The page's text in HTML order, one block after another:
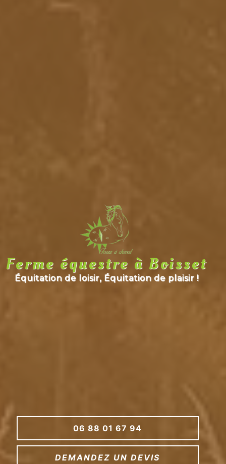
Ferme équestre à Boisset
Équitation de loisir, Équitation de plaisir !
06 88 01 67 94
DEMANDEZ UN DEVIS